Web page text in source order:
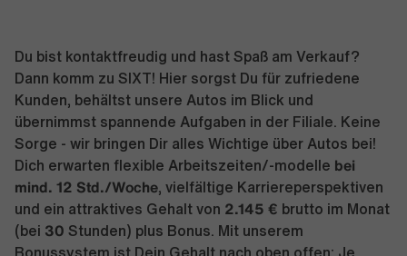
Du bist kontaktfreudig und hast Spaß am Verkauf?
Dann komm zu SIXT! Hier sorgst Du für zufriedene
Kunden, behältst unsere Autos im Blick und
übernimmst spannende Aufgaben in der Filiale. Keine
Sorge - wir bringen Dir alles Wichtige über Autos bei!
Dich erwarten flexible Arbeitszeiten/-modelle bei
mind. 12 Std./Woche , vielfältige Karriereperspektiven
und ein attraktives Gehalt von 2.145 € brutto im Monat
(bei 30 Stunden) plus Bonus. Mit unserem
Bonussystem ist Dein Gehalt nach oben offen: Je